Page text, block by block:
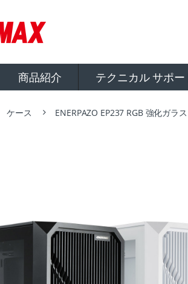
商品紹介 テクニカル サポー
ケース ENERPAZO EP237 RGB 強化ガラ